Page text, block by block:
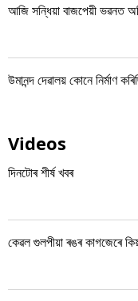
আজি সন্ধিয়া বাজপেয়ী ভৱনত
উমানন্দ দেৱালয় কোনে নিৰ্মাণ
Videos
দিনটোৰ শীৰ্ষ খবৰ
কেৱল গুলপীয়া ৰঙৰ কাগজেৰে